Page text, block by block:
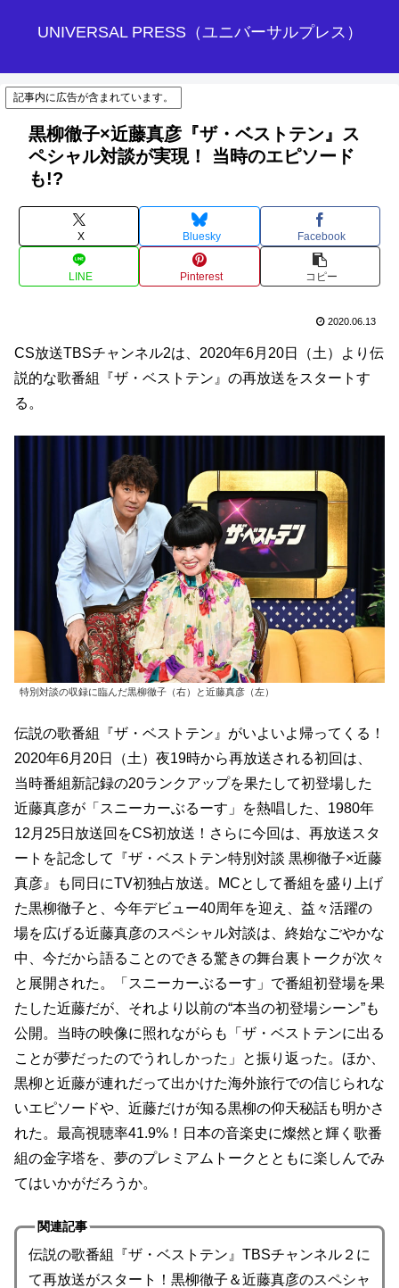
UNIVERSAL PRESS（ユニバーサルプレス）
記事内に広告が含まれています。
黒柳徹子×近藤真彦『ザ・ベストテン』ス
ペシャル対談が実現！ 当時のエピソード
も!?
X Bluesky Facebook
LINE Pinterest コピー
2020.06.13
CS放送TBSチャンネル2は、2020年6月20日（土）より伝
説的な歌番組『ザ・ベストテン』の再放送をスタートす
る。
特別対談の収録に臨んだ黒柳徹子（右）と近藤真彦（左）
伝説の歌番組『ザ・ベストテン』がいよいよ帰ってくる！
2020年6月20日（土）夜19時から再放送される初回は、
当時番組新記録の20ランクアップを果たして初登場した
近藤真彦が「スニーカーぶるーす」を熱唱した、1980年
12月25日放送回をCS初放送！さらに今回は、再放送スタ
ートを記念して『ザ・ベストテン特別対談 黒柳徹子×近藤
真彦』も同日にTV初独占放送。MCとして番組を盛り上げ
た黒柳徹子と、今年デビュー40周年を迎え、益々活躍の
場を広げる近藤真彦のスペシャル対談は、終始なごやかな
中、今だから語ることのできる驚きの舞台裏トークが次々
と展開された。「スニーカーぶるーす」で番組初登場を果
たした近藤だが、それより以前の“本当の初登場シーン”も
公開。当時の映像に照れながらも「ザ・ベストテンに出る
ことが夢だったのでうれしかった」と振り返った。ほか、
黒柳と近藤が連れだって出かけた海外旅行での信じられな
いエピソードや、近藤だけが知る黒柳の仰天秘話も明かさ
れた。最高視聴率41.9%！日本の音楽史に燦然と輝く歌番
組の金字塔を、夢のプレミアムトークとともに楽しんでみ
てはいかがだろうか。
関連記事
伝説の歌番組『ザ・ベストテン』TBSチャンネル２に
て再放送がスタート！黒柳徹子＆近藤真彦のスペシャ